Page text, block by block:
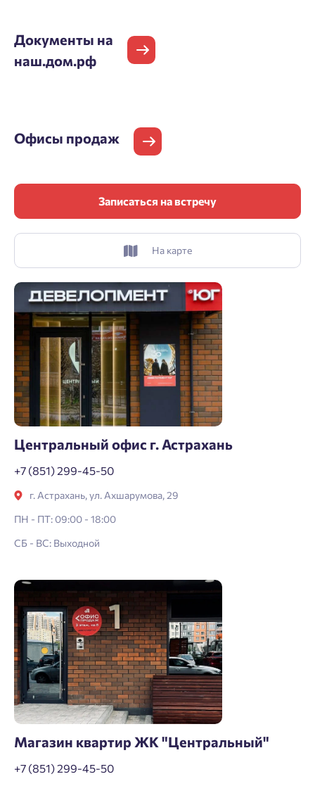
Документы на
наш.дом.рф
Офисы продаж
Записаться на встречу
На карте
Центральный офис г. Астрахань
+7 (851) 299-45-50
г. Астрахань, ул. Ахшарумова, 29
ПН - ПТ: 09:00 - 18:00
СБ - ВС: Выходной
Магазин квартир ЖК "Центральный"
+7 (851) 299-45-50